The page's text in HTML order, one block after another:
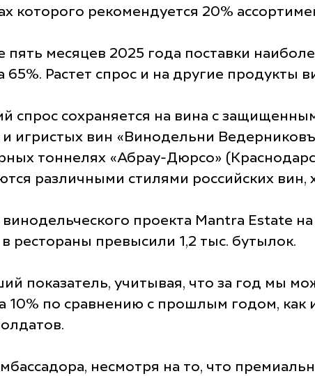
которого рекомендуется 20%
пять месяцев 2025 года поставки
Растет спрос и на другие продукты
спрос сохраняется на вина с
игристых вин «Винодельни
тоннелях «Абрау-Дюрсо»
различными стилями российских вин,
проекта Mantra Estate
рестораны превысили 1,2 тыс. бутылок.
показатель, учитывая, что за год мы
по сравнению с прошлым годом, как
несмотря на то, что